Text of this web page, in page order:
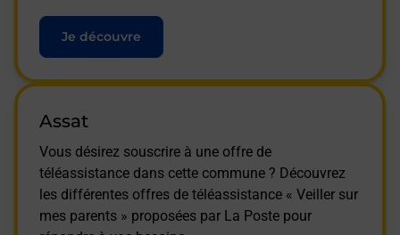
Je découvre
Assat
Vous désirez souscrire à une offre de
téléassistance dans cette commune ? Découvrez
les différentes offres de téléassistance « Veiller sur
mes parents » proposées par La Poste pour